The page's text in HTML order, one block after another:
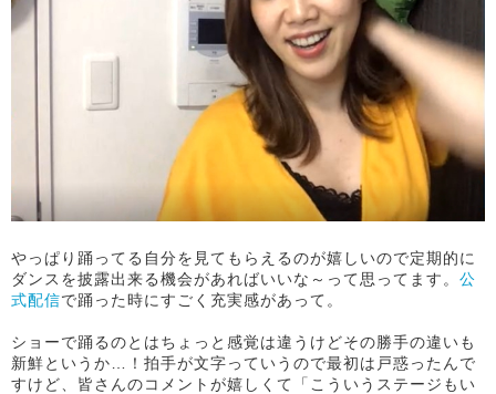
やっぱり踊ってる自分を見てもらえるのが嬉しいので定期的に
ダンスを披露出来る機会があればいいな～って思ってます。 公
式配信で踊った時にすごく充実感があって。
ショーで踊るのとはちょっと感覚は違うけどその勝手の違いも
新鮮というか…！拍手が文字っていうので最初は戸惑ったんで
すけど、皆さんのコメントが嬉しくて「こういうステージもい